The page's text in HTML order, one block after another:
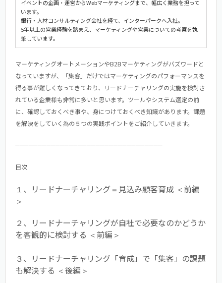
イベントの企画・運営からWebマーケティングまで、幅広く業務を担って
います。
銀行・人材コンサルティング会社を経て、インターパークへ入社。
5年以上の営業経験を踏まえ、マーケティングや営業についての考察を執
筆しています。
マーケティングオートメーションやB2Bマーケティングがバズワードと
なっていますが、「集客」だけではマーケティングのパフォーマンスを
得る事が難しくなってきており、リードナーチャリングの実施を検討さ
れている企業様も非常に多いと思います。ツールやシステム選定の前
に、確認しておくべき事や、身につけておくべき知識があります。課題
を解決をしていく為の５つの実践ポイントをご紹介していきます。
─────────────────────────────────
目次
１、リードナーチャリング＝見込み顧客育成 ＜前編
＞
２、リードナーチャリングが自社で必要なのかどうか
を客観的に検討する ＜前編＞
３、リードナーチャリング「育成」で「集客」の課題
も解決する ＜後編＞